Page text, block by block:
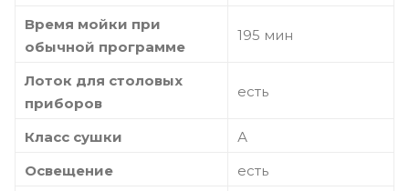
Время мойки при
обычной программе
195 мин
Лоток для столовых
приборов
есть
Класс сушки
А
Освещение
есть